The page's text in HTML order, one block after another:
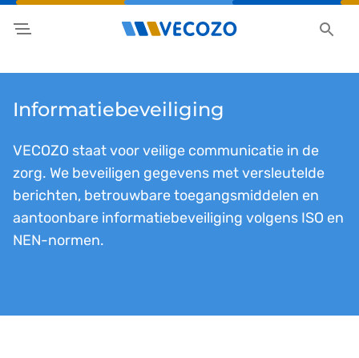
Informatiebeveiliging
VECOZO staat voor veilige communicatie in de
zorg. We beveiligen gegevens met versleutelde
berichten, betrouwbare toegangsmiddelen en
aantoonbare informatiebeveiliging volgens ISO en
NEN-normen.